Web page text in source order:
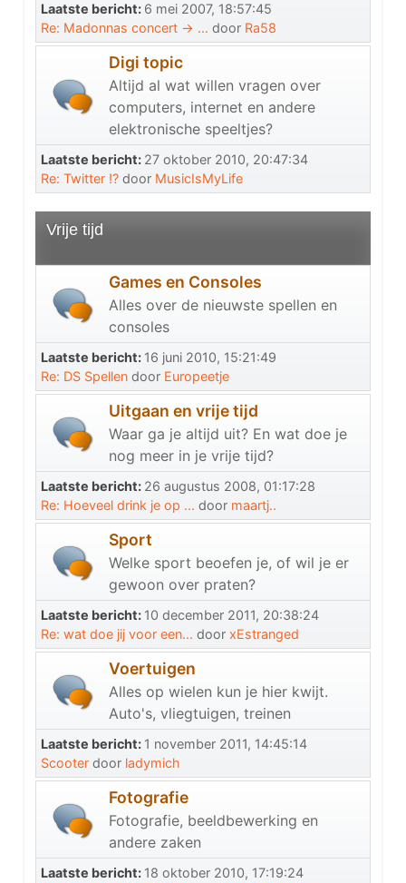
Laatste bericht: 6 mei 2007, 18:57:45
Re: Madonnas concert -> ... door Ra58
Digi topic
Altijd al wat willen vragen over
computers, internet en andere
elektronische speeltjes?
Laatste bericht: 27 oktober 2010, 20:47:34
Re: Twitter !? door MusicIsMyLife
Vrije tijd
Games en Consoles
Alles over de nieuwste spellen en
consoles
Laatste bericht: 16 juni 2010, 15:21:49
Re: DS Spellen door Europeetje
Uitgaan en vrije tijd
Waar ga je altijd uit? En wat doe je
nog meer in je vrije tijd?
Laatste bericht: 26 augustus 2008, 01:17:28
Re: Hoeveel drink je op ... door maartj..
Sport
Welke sport beoefen je, of wil je er
gewoon over praten?
Laatste bericht: 10 december 2011, 20:38:24
Re: wat doe jij voor een... door xEstranged
Voertuigen
Alles op wielen kun je hier kwijt.
Auto's, vliegtuigen, treinen
Laatste bericht: 1 november 2011, 14:45:14
Scooter door ladymich
Fotografie
Fotografie, beeldbewerking en
andere zaken
Laatste bericht: 18 oktober 2010, 17:19:24